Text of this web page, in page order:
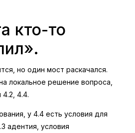
кто-то
но один мост раскачался.
локальное решение вопроса,
4.4.
у 4.4 есть условия для
адентия, условия